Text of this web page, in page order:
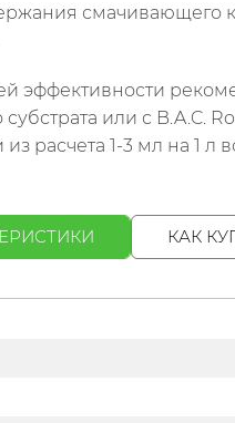
смачивающего
эффективности
субстрата или с B.A.C.
расчета 1-3 мл на 1 л
КАК